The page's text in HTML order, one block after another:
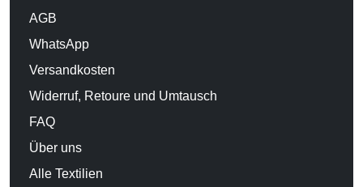
AGB
WhatsApp
Versandkosten
Widerruf, Retoure und Umtausch
FAQ
Über uns
Alle Textilien